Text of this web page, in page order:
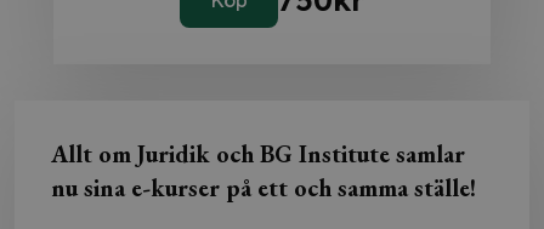
Allt om Juridik och BG Institute samlar
nu sina e-kurser på ett och samma ställe!